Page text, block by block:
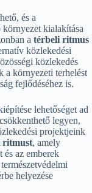
és a
kialakítása
a térbeli ritmus
közlekedési
közlekedés
a környezeti terhelést
fejlődéséhez is.
lehetőséget ad
legyen,
projektjeink
ritmust, amely
és az emberek
helyezése